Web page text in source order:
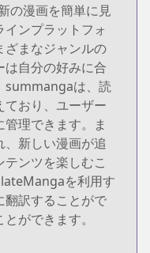
の漫画を簡単に見
ンプラットフォ
ざまなジャンルの
自分の好みに合
summangaは、読
おり、ユーザー
理できます。ま
新しい漫画が追
ンツを楽しむこ
を利用す
翻訳することがで
ができます。